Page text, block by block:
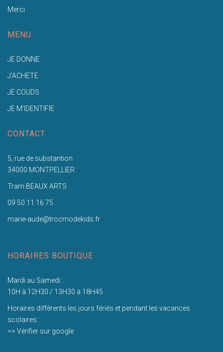
Merci
MENU
JE DONNE
J'ACHETE
JE COUDS
JE M'IDENTIFIE
CONTACT
5, rue de substantion
34000 MONTPELLIER
Tram BEAUX ARTS
09 50 11 16 75
marie-aude@trocmodekids.fr
HORAIRES BOUTIQUE
Mardi au Samedi :
10H à 12H30 / 13H30 à 18H45
Horaires différents les jours fériés et pendant les vacances
scolaires :
=> Vérifier sur google